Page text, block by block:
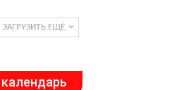
ЗАГРУЗИТЬ ЕЩЁ